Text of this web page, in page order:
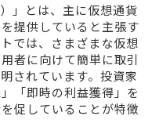
」とは、主に仮想通貨
提供していると主張す
では、さまざまな仮想
者に向けて簡単に取引
されています。投資家
「即時の利益獲得」を
促していることが特徴